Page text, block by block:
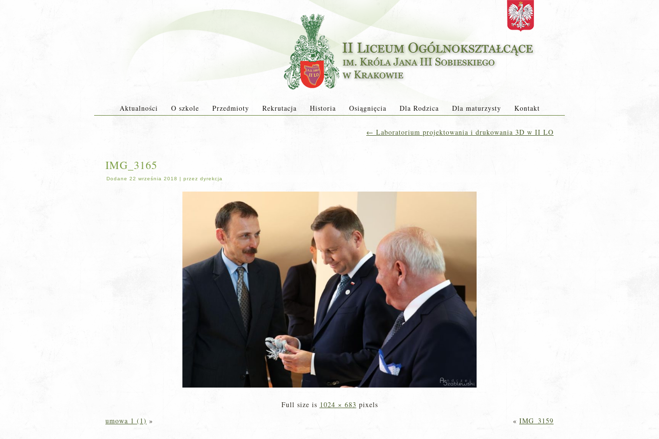
Aktualności O szkole Przedmioty Rekrutacja Historia Osiągnięcia Dla Rodzica Dla maturzysty Kontakt
← Laboratorium projektowania i drukowania 3D w II LO
IMG_3165
Dodane 22 września 2018 | przez dyrekcja
Full size is 1024 × 683 pixels
umowa 1 (1) » « IMG_3159